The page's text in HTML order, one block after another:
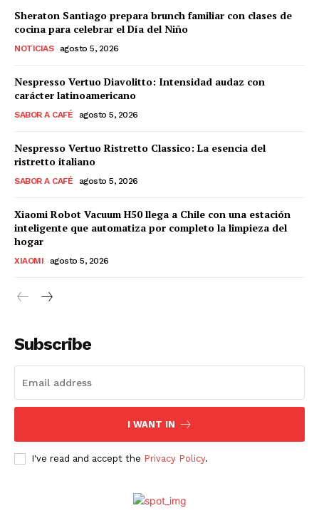
Sheraton Santiago prepara brunch familiar con clases de
cocina para celebrar el Día del Niño
NOTICIAS agosto 5, 2026
Nespresso Vertuo Diavolitto: Intensidad audaz con
carácter latinoamericano
SABOR A CAFÉ agosto 5, 2026
Nespresso Vertuo Ristretto Classico: La esencia del
ristretto italiano
SABOR A CAFÉ agosto 5, 2026
Xiaomi Robot Vacuum H50 llega a Chile con una estación
inteligente que automatiza por completo la limpieza del
hogar
XIAOMI agosto 5, 2026
Subscribe
I WANT IN
I've read and accept the Privacy Policy.